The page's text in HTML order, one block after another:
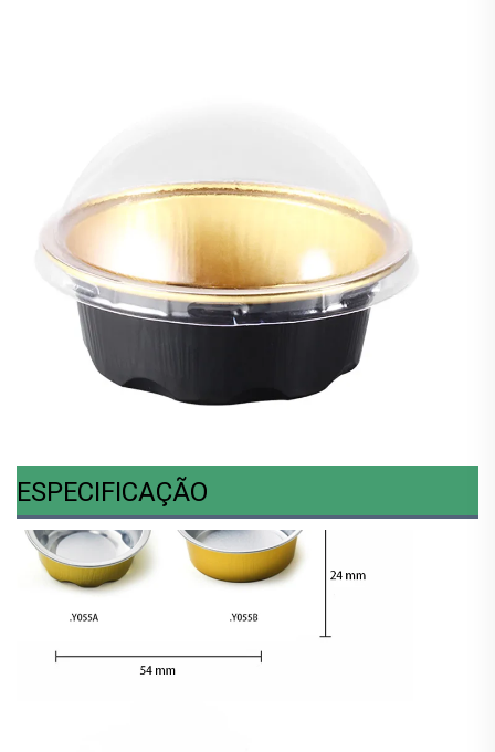
ESPECIFICAÇÃO